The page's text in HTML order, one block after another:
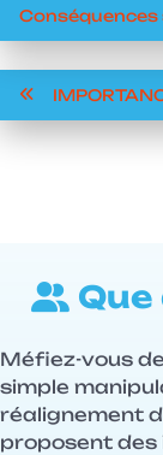
Conséquences
Méfiez-vous
simple
réalignement
proposent des